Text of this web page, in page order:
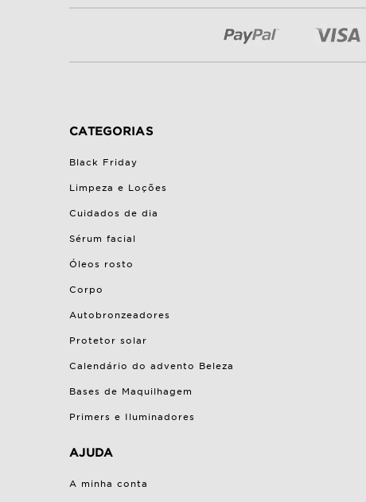
CATEGORIAS
Black Friday
Limpeza e Loções
Cuidados de dia
Sérum facial
Óleos rosto
Corpo
Autobronzeadores
Protetor solar
Calendário do advento Beleza
Bases de Maquilhagem
Primers e Iluminadores
AJUDA
A minha conta